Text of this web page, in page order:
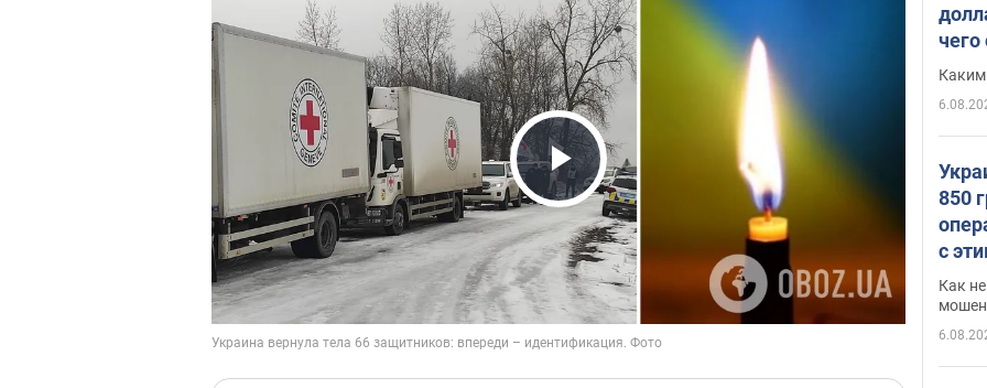
Play Video
Каким
850
с
Как